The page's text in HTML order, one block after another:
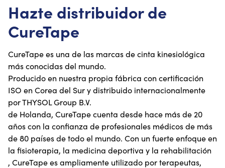
Hazte distribuidor de
CureTape
CureTape es una de las marcas de cinta kinesiológica
más conocidas del mundo.
Producido en nuestra propia fábrica con certificación
ISO en Corea del Sur y distribuido internacionalmente
por THYSOL Group B.V.
de Holanda, CureTape cuenta desde hace más de 20
años con la confianza de profesionales médicos de más
de 80 países de todo el mundo. Con un fuerte enfoque en
la fisioterapia, la medicina deportiva y la rehabilitación
, CureTape es ampliamente utilizado por terapeutas,